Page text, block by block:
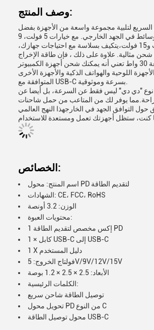
وصف المنتج:
لتلبية مجموعة واسعة من الأجهزة بفضل
قدراته متعددة الوسائط في الجهد الخارجي. مع خيارات 5 فولت، 9
فولت، 12 فولت و15 فولت،يتكيف بسلاسة مع احتياجات جهازك،
مثالية. علاوة على ذلك ، فإن طاقة الإخراج
القوية البالغة 30 واط تعني أنه يمكنك شحن أجهزة الكمبيوتر
اللوحية والهواتف الذكية والأجهزة الأخرى
نوع "دي دي" ليس فقط عن السرعة، بل أيضا عن
يوفر لك من المتاعب من حمل شاحنات
حول التوافق الجهد في الخارجهذا النهج العالمي
الخصائص:
اسم المنتج: محول PD لتقديم الطاقة
الشهادات: CE، FCC، RoHS
الوزن: 3.2 أونصة
محتويات العبوة:
1 إكس مخصص لتقديم الطاقة PD
1 × كابل USB-C إلى USB-C
1 X دليل المستخدم
فولتاج الخروج: 5V/9V/12V/15V
الأبعاد: 2.5 × 2.5 × 1.2 بوصة
الكلمات الرئيسية:
توصيل الطاقة شاحن سريع
تحويل محول PD من النوع C
محول توصيل الطاقة USB-C